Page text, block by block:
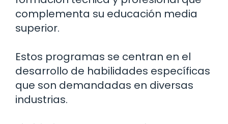
complementa su educación media
superior.
Estos programas se centran en el
desarrollo de habilidades específicas
que son demandadas en diversas
industrias.